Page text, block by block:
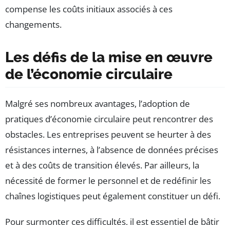
compense les coûts initiaux associés à ces
changements.
Les défis de la mise en œuvre
de l’économie circulaire
Malgré ses nombreux avantages, l’adoption de
pratiques d’économie circulaire peut rencontrer des
obstacles. Les entreprises peuvent se heurter à des
résistances internes, à l’absence de données précises
et à des coûts de transition élevés. Par ailleurs, la
nécessité de former le personnel et de redéfinir les
chaînes logistiques peut également constituer un défi.
Pour surmonter ces difficultés, il est essentiel de bâtir